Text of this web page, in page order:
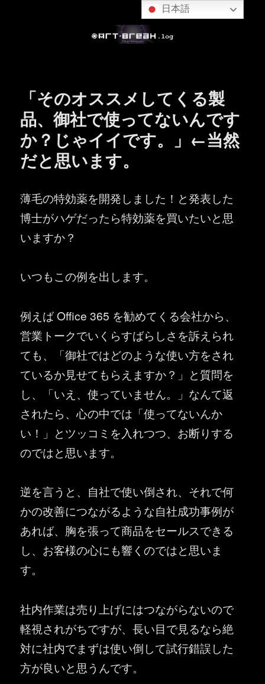
「そのオススメしてくる製
品、御社で使ってないんです
か？じゃイイです。」←当然
だと思います。
薄毛の特効薬を開発しました！と発表した
博士がハゲだったら特効薬を買いたいと思
いますか？
いつもこの例を出します。
例えば Office 365 を勧めてくる会社から、
営業トークでいくらすばらしさを訴えられ
ても、「御社ではどのような使い方をされ
ているか見せてもらえますか？」と質問を
し、「いえ、使っていません。」なんて返
されたら、心の中では「使ってないんか
い！」とツッコミを入れつつ、お断りする
のではと思います。
逆を言うと、自社で使い倒され、それで何
かの改善につながるような自社成功事例が
あれば、胸を張って商品をセールスできる
し、お客様の心にも響くのではと思いま
す。
社内作業は売り上げにはつながらないので
軽視されがちですが、長い目で見るなら絶
対に社内でまずは使い倒して試行錯誤した
方が良いと思うんです。
日本語